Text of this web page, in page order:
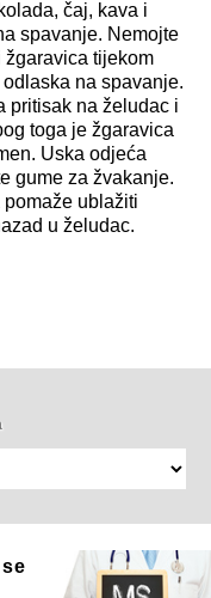
čaj, kava i
spavanje. Nemojte
žgaravica tijekom
na spavanje.
pritisak na želudac i
toga je žgaravica
Uska odjeća
gume za žvakanje.
ublažiti
u želudac.